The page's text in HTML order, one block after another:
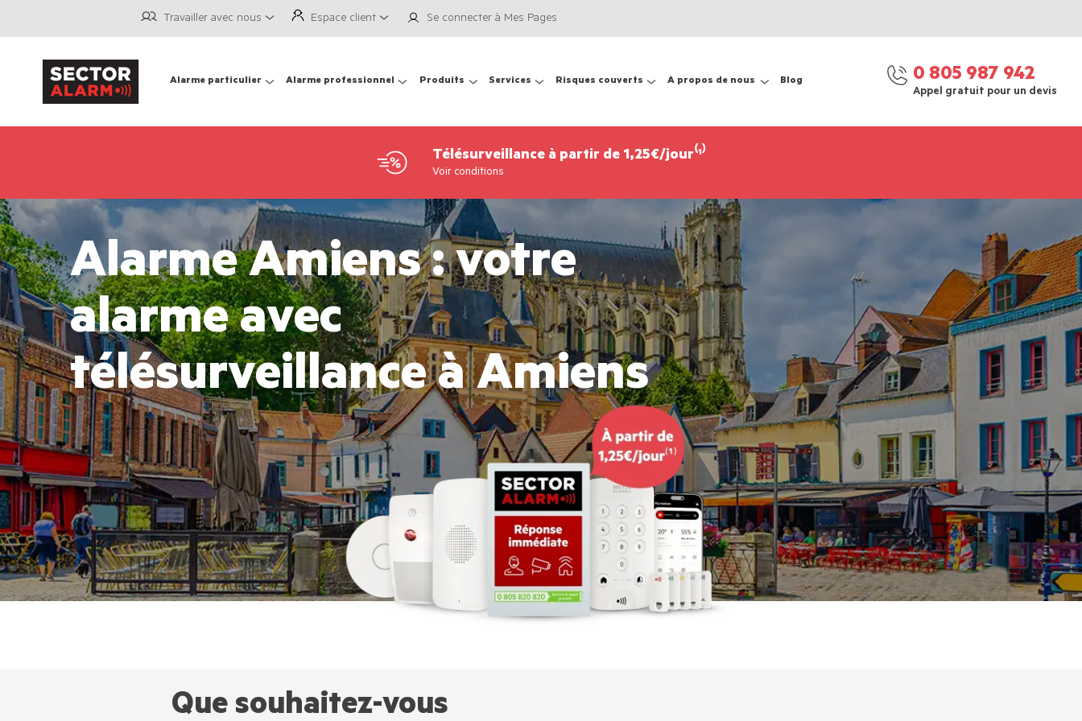
Alarme particulier Alarme professionnel Produits Services Risques couverts A propos de nous Blog 0 805 987 942
Appel gratuit pour un devis
Travailler avec nous Espace client Se connecter à Mes Pages
Télésurveillance à partir de 1,25€/jour⁽¹⁾
Voir conditions
Alarme Amiens : votre
alarme avec
télésurveillance à Amiens
Que souhaitez-vous